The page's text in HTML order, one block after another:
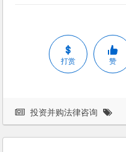
打赏 赞
投资并购法律咨询